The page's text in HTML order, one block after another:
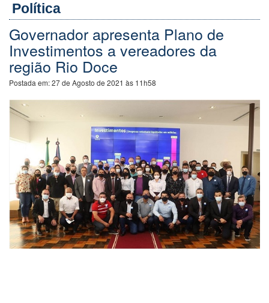
Política
Governador apresenta Plano de
Investimentos a vereadores da
região Rio Doce
Postada em:27 de Agosto de 2021 às 11h58